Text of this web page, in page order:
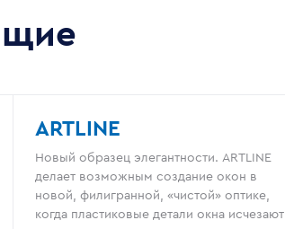
ARTLINE
Новый образец элегантности. ARTLINE
делает возможным создание окон в
новой, филигранной, «чистой» оптике,
когда пластиковые детали окна исчезают